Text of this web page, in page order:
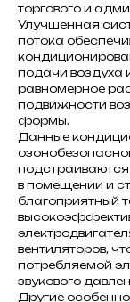
торгового и
Улучшенная
потока
подачи воздуха
равномерное
подвижности
формы.
Данные
в помещении и
благоприятный
вентиляторов,
потребляемой
звукового
Другие